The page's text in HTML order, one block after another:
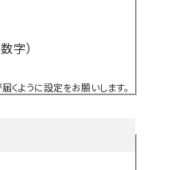
字）
ように設定をお願いします。